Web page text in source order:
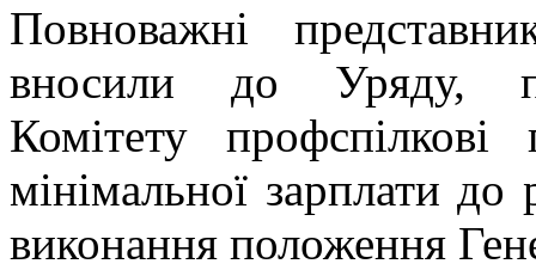
Повноважні
вносили до Уряду,
Комітету
мінімальної зарплати
виконання положення